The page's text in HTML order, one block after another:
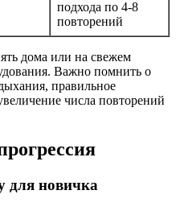
подхода по 4-8
повторений
дома или на свежем
Важно помнить о
правильное
числа повторений
для новичка